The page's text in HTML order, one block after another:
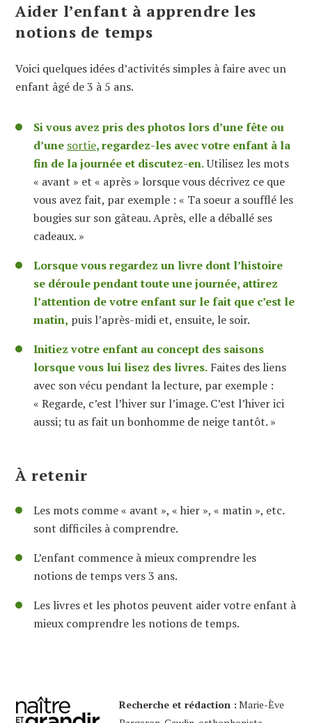
Aider l’enfant à apprendre les
notions de temps
Voici quelques idées d’activités simples à faire avec un
enfant âgé de 3 à 5 ans.
Si vous avez pris des photos lors d’une fête ou
d’une sortie, regardez-les avec votre enfant à la
fin de la journée et discutez-en.Utilisez les mots
« avant » et « après » lorsque vous décrivez ce que
vous avez fait, par exemple : « Ta soeur a soufflé les
bougies sur son gâteau. Après, elle a déballé ses
cadeaux. »
Lorsque vous regardez un livre dont l’histoire
se déroule pendant toute une journée, attirez
l’attention de votre enfant sur le fait que c’est le
matin, puis l’après-midi et, ensuite, le soir.
Initiez votre enfant au concept des saisons
lorsque vous lui lisez des livres. Faites des liens
avec son vécu pendant la lecture, par exemple :
« Regarde, c’est l’hiver sur l’image. C’est l’hiver ici
aussi; tu as fait un bonhomme de neige tantôt. »
À retenir
Les mots comme « avant », « hier », « matin », etc.
sont difficiles à comprendre.
L’enfant commence à mieux comprendre les
notions de temps vers 3 ans.
Les livres et les photos peuvent aider votre enfant à
mieux comprendre les notions de temps.
Recherche et rédaction : Marie-Ève